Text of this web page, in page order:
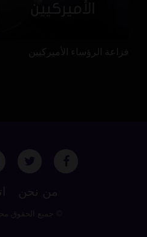
فزاعة الرؤساء الأميركيين